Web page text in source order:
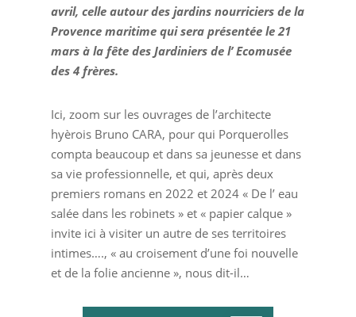
avril, celle autour des jardins nourriciers de la
Provence maritime qui sera présentée le 21
mars à la fête des Jardiniers de l’ Ecomusée
des 4 frères.
Ici, zoom sur les ouvrages de l’architecte
hyèrois Bruno CARA, pour qui Porquerolles
compta beaucoup et dans sa jeunesse et dans
sa vie professionnelle, et qui, après deux
premiers romans en 2022 et 2024 « De l’ eau
salée dans les robinets » et « papier calque »
invite ici à visiter un autre de ses territoires
intimes…., « au croisement d’une foi nouvelle
et de la folie ancienne », nous dit-il…